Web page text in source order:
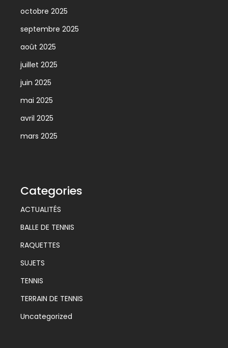
octobre 2025
septembre 2025
août 2025
juillet 2025
juin 2025
mai 2025
avril 2025
mars 2025
Categories
ACTUALITÉS
BALLE DE TENNIS
RAQUETTES
SUJETS
TENNIS
TERRAIN DE TENNIS
Uncategorized